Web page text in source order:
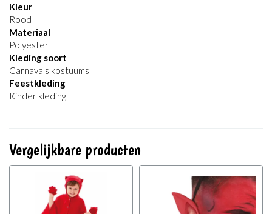
Kleur
Rood
Materiaal
Polyester
Kleding soort
Carnavals kostuums
Feestkleding
Kinder kleding
Vergelijkbare producten